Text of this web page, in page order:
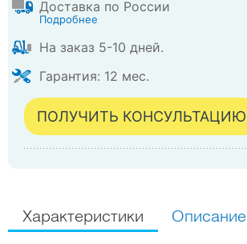
Доставка по России
Подробнее
На заказ 5-10 дней.
Гарантия: 12 мес.
ПОЛУЧИТЬ КОНСУЛЬТАЦИЮ
Характеристики Описание